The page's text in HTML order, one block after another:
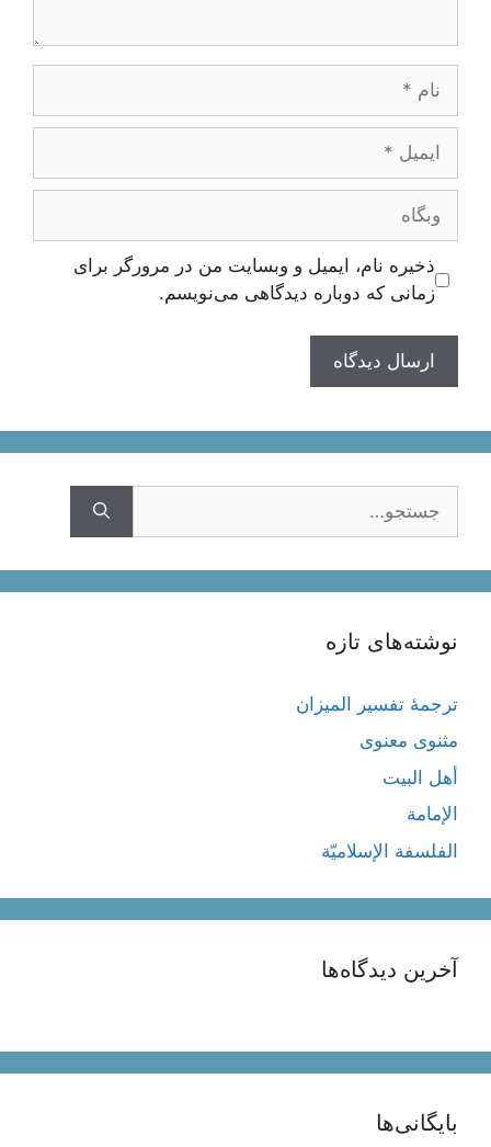
ایمیل
وبگاه
ذخیره نام، ایمیل و وبسایت من در مرورگر برای
زمانی که دوباره دیدگاهی می‌نویسم.
نوشته‌های تازه
ترجمۀ تفسیر المیزان
مثنوی معنوی
أهل البيت
الإمامة
الفلسفة الإسلاميّة
آخرین دیدگاه‌ها
بایگانی‌ها